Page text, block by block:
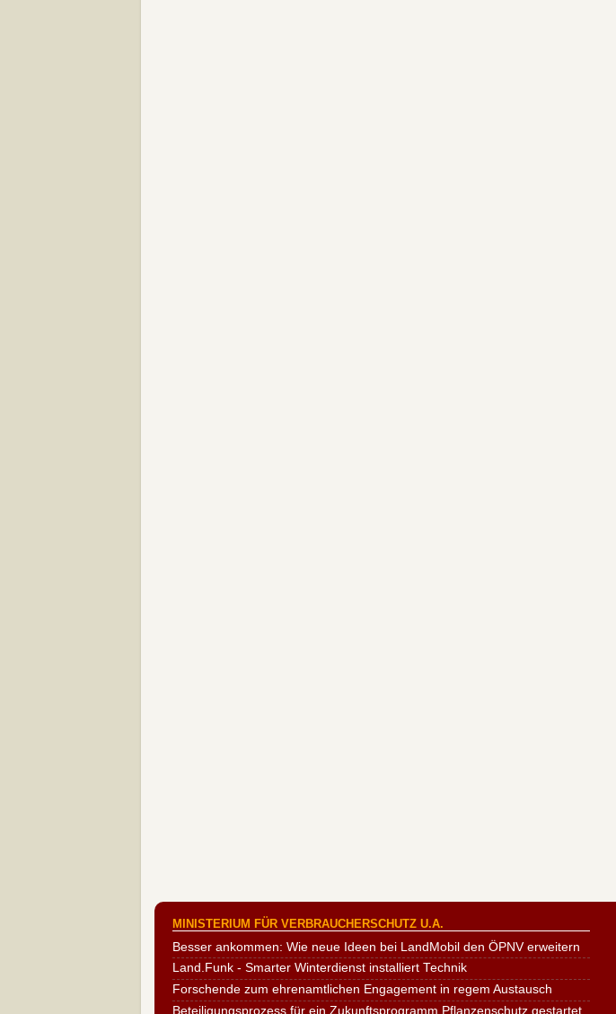
MINISTERIUM FÜR VERBRAUCHERSCHUTZ U.A.
Besser ankommen: Wie neue Ideen bei LandMobil den ÖPNV erweitern
Land.Funk - Smarter Winterdienst installiert Technik
Forschende zum ehrenamtlichen Engagement in regem Austausch
Beteiligungsprozess für ein Zukunftsprogramm Pflanzenschutz gestartet